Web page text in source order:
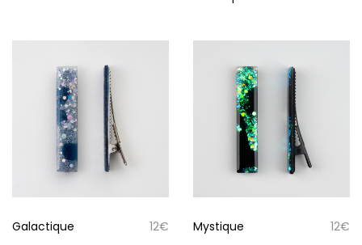
Galactique 12€ Mystique 12€